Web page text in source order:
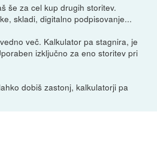
še za cel kup drugih storitev.
skladi, digitalno podpisovanje...
več. Kalkulator pa stagnira, je
izključno za eno storitev pri
dobiš zastonj, kalkulatorji pa